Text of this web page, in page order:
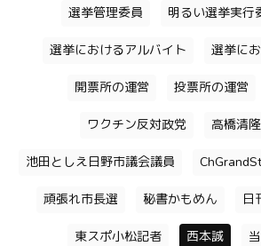
選挙管理委員 明るい選挙実行
選挙におけるアルバイト 選挙に
開票所の運営 投票所の運営
ワクチン反対政党 高橋清
池田としえ日野市議会議員
頑張れ市長選 秘書かもめん 日
東スポ小松記者 西本誠